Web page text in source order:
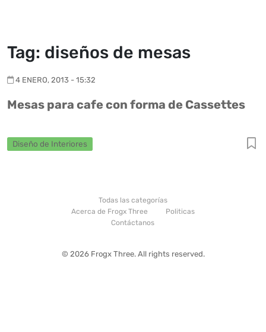
Tag: diseños de mesas
4 ENERO, 2013 - 15:32
Mesas para cafe con forma de Cassettes
Diseño de Interiores
Todas las categorías
Acerca de Frogx Three
Politicas
Contáctanos
© 2026 Frogx Three. All rights reserved.